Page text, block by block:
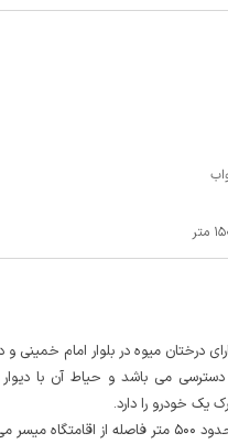
درختان میوه در بلوار امام خمینی
حدود 3 پله قابل دسترسی می باشد و
یک خودرو را دارد.
می باشد.